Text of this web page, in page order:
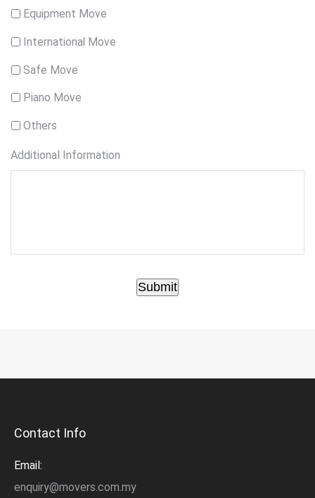
Equipment Move
International Move
Safe Move
Piano Move
Others
Additional Information
Submit
Contact Info
Email:
enquiry@movers.com.my